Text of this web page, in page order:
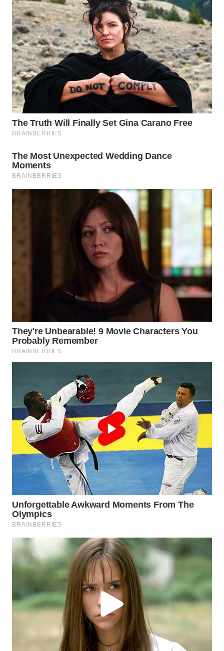
BOGOR
WN
DEPOK
WN
TAPANULI
UTARA
WN
SAMOSIR
WN
PADANG
LAWAS
KEPULAUAN
WN
TANGERANG
WN
WN
CIREBON
WN
INDRAMAYU
WN
KUNINGAN
WN
MAJALENGKA
SUBANG
SUKABUMI